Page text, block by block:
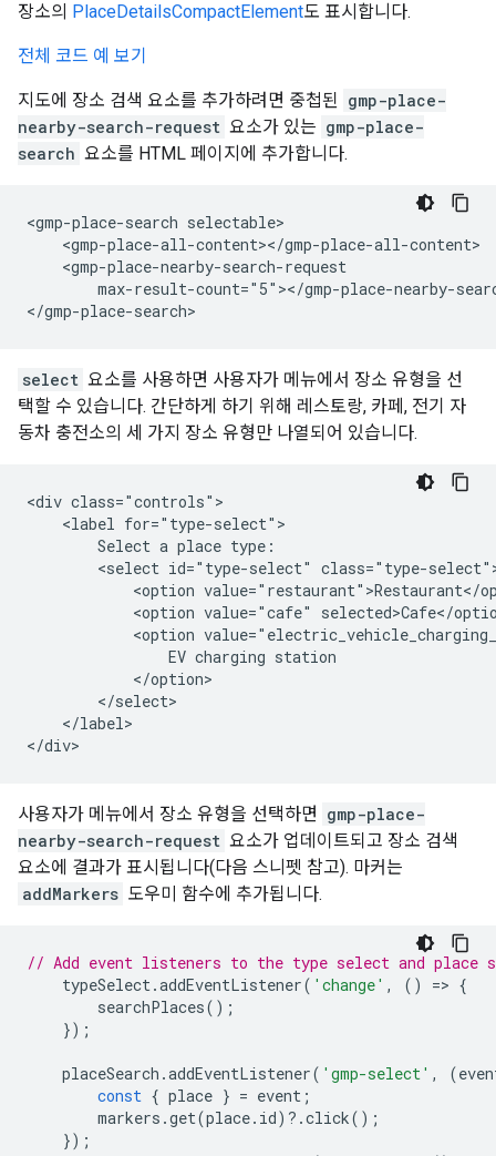
장소의 PlaceDetailsCompactElement도 표시합니다.
전체 코드 예 보기
지도에 장소 검색 요소를 추가하려면 중첩된 gmp-place-
nearby-search-request 요소가 있는 gmp-place-
search 요소를 HTML 페이지에 추가합니다.
<gmp-place-search selectable>
    <gmp-place-all-content></gmp-place-all-content>
    <gmp-place-nearby-search-request
max-result-count="5"></gmp-place-nearby-
</gmp-place-search>
select 요소를 사용하면 사용자가 메뉴에서 장소 유형을 선
택할 수 있습니다. 간단하게 하기 위해 레스토랑, 카페, 전기 자
동차 충전소의 세 가지 장소 유형만 나열되어 있습니다.
<div class="controls">
    <label for="type-select">
        Select a place type:
<select id="type-select" class="type-
<option value="restaurant">Restaurant</
<option value="cafe" selected>Cafe</
<option
                EV charging station
            </option>
        </select>
    </label>
</div>
사용자가 메뉴에서 장소 유형을 선택하면 gmp-place-
nearby-search-request 요소가 업데이트되고 장소 검색
요소에 결과가 표시됩니다(다음 스니펫 참고). 마커는
addMarkers 도우미 함수에 추가됩니다.
// Add event listeners to the type select and place
typeSelect.addEventListener( 'change' , () => {
searchPlaces();
});
placeSearch .addEventListener( 'gmp-select' , (
const { place } = event ;
markers .get(place. id) ? .click();
});